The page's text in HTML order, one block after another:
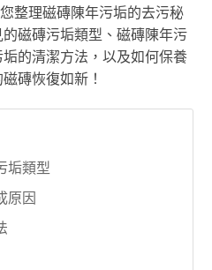
整理磁磚陳年污垢的去污秘
磁磚污垢類型、磁磚陳年污
的清潔方法，以及如何保養
磚恢復如新！
垢類型
原因